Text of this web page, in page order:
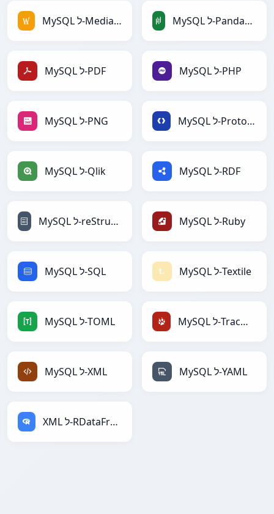
MySQL ל-MediaWiki MySQL ל-PandasDataFrame
MySQL ל-PDF MySQL ל-PHP
MySQL ל-PNG MySQL ל-Protobuf
MySQL ל-Qlik MySQL ל-RDF
MySQL ל-reStructuredText MySQL ל-Ruby
MySQL ל-SQL MySQL ל-Textile
MySQL ל-TOML MySQL ל-TracWiki
MySQL ל-XML MySQL ל-YAML
XML ל-RDataFrame